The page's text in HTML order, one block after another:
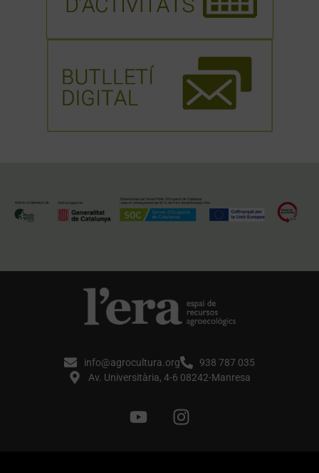
info@agrocultura.org
938 787 035
Av. Universitària, 4-6 08242-Manresa